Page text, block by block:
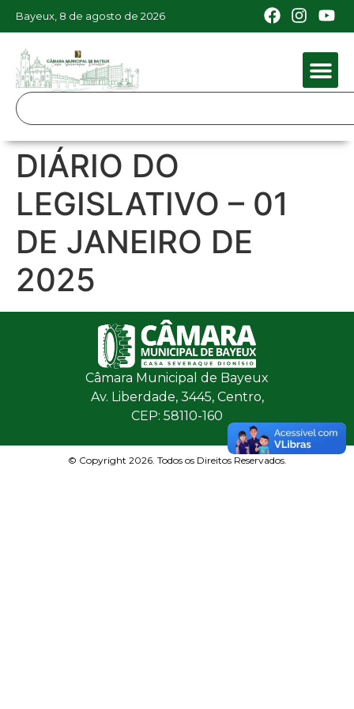
Bayeux, 8 de agosto de 2026
DIÁRIO DO
LEGISLATIVO – 01
DE JANEIRO DE
2025
Câmara Municipal de Bayeux
Av. Liberdade, 3445, Centro,
CEP: 58110-160
© Copyright 2026. Todos os Direitos Reservados.